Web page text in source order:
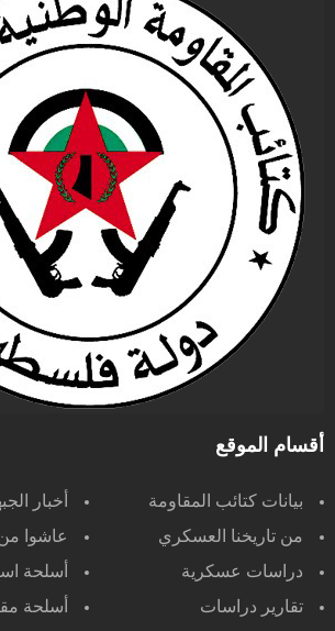
أقسام الموقع
بيانات كتائب المقاومة
أخبار
من تاريخنا العسكري
عاشوا
دراسات عسكرية
أسلحة
تقارير دراسات
أسلحة